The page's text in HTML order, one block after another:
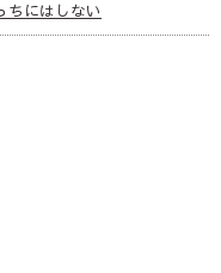
ちにはしない